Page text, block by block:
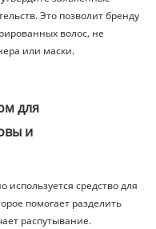
Это позволит бренду
волос, не
или маски.
для
и
средство для
помогает разделить
распутывание.